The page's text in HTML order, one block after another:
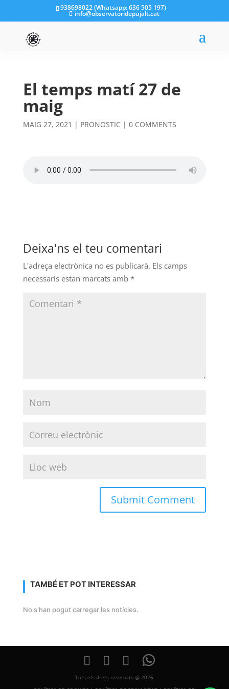
938698022 (Whatsapp: 636 505 197)
info@observatoridepujalt.cat
El temps matí 27 de
maig
MAIG 27, 2021 | PRONOSTIC | 0 COMMENTS
Deixa'ns el teu comentari
L'adreça electrònica no es publicarà. Els camps
necessaris estan marcats amb *
TAMBÉ ET POT INTERESSAR
No s'han pogut carregar les notícies.
Tots els drets reservats @ 2026